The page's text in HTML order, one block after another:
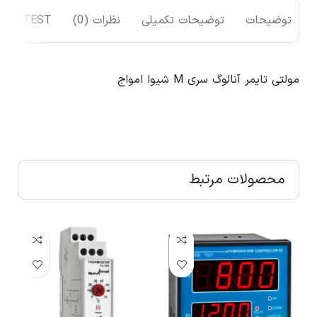
توضیحات توضیحات تکمیلی نظرات (0) TEST
مولتی تایمر آنالوگ سری M شیوا امواج
محصولات مرتبط